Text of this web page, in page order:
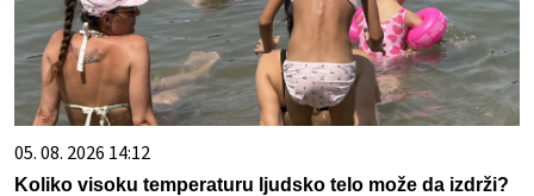
05. 08. 2026 14:12
Koliko visoku temperaturu ljudsko telo može da izdrži?